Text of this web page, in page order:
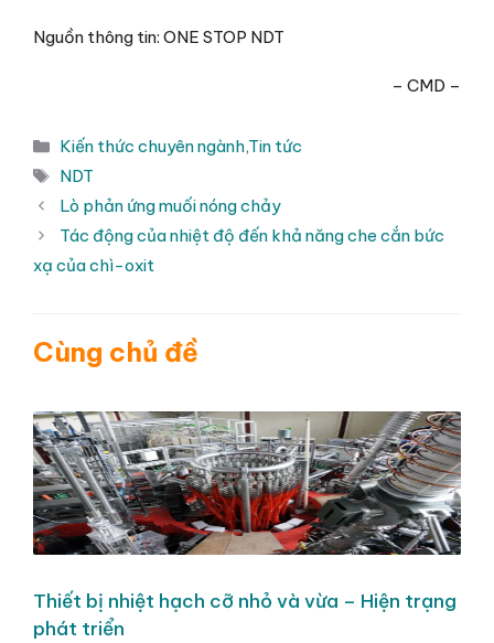
Nguồn thông tin: ONE STOP NDT
– CMD –
Danh
mục
Kiến thức chuyên ngành,Tin tức
Thẻ
NDT
Lò phản ứng muối nóng chảy
Tác động của nhiệt độ đến khả năng che cắn bức
xạ của chì-oxit
Cùng chủ đề
Thiết bị nhiệt hạch cỡ nhỏ và vừa – Hiện trạng
phát triển